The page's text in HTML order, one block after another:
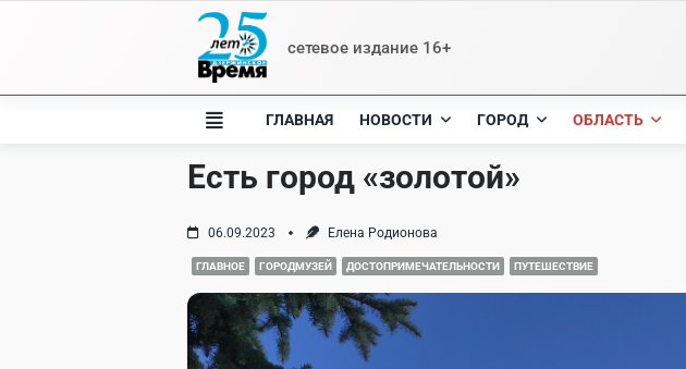
сетевое издание 16+
ГЛАВНАЯ НОВОСТИ ГОРОД ОБЛАСТЬ
Есть город «золотой»
06.09.2023 Елена Родионова
ГЛАВНОЕ ГОРОДМУЗЕЙ ДОСТОПРИМЕЧАТЕЛЬНОСТИ ПУТЕШЕСТВИЕ